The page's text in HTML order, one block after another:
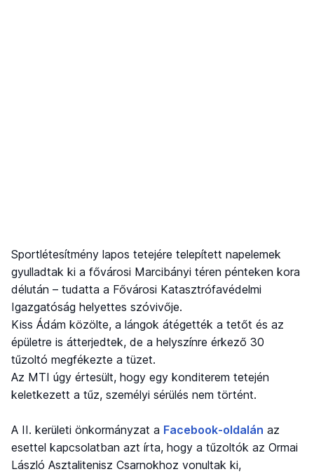
Sportlétesítmény lapos tetejére telepített napelemek
gyulladtak ki a fővárosi Marcibányi téren pénteken kora
délután – tudatta a Fővárosi Katasztrófavédelmi
Igazgatóság helyettes szóvivője.
Kiss Ádám közölte, a lángok átégették a tetőt és az
épületre is átterjedtek, de a helyszínre érkező 30
tűzoltó megfékezte a tüzet.
Az MTI úgy értesült, hogy egy konditerem tetején
keletkezett a tűz, személyi sérülés nem történt.
A II. kerületi önkormányzat a Facebook-oldalán az
esettel kapcsolatban azt írta, hogy a tűzoltók az Ormai
László Asztalitenisz Csarnokhoz vonultak ki,